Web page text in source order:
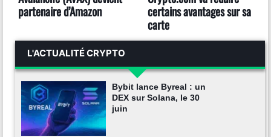
partenaire d’Amazon certains avantages sur sa
carte
L'ACTUALITÉ CRYPTO
Bybit lance Byreal : un
DEX sur Solana, le 30
juin